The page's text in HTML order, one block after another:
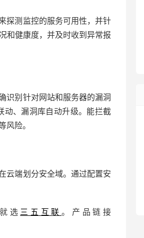
探测监控的服务可用性，并针
和健康度，并及时收到异常报
识别针对网站和服务器的漏洞
动、漏洞库自动升级。能拦截
险。
云端划分安全域。通过配置安
选 三五互联。产品链接